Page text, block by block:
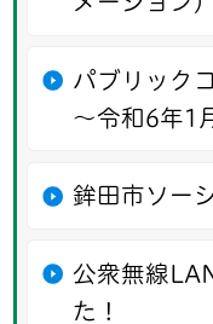
パブリック
～令和6年1
鉾田市ソー
公衆無線
た！